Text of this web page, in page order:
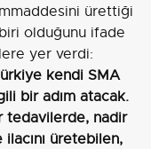
ürettiği
olduğunu ifade
yer verdi:
kendi SMA
bir adım atacak.
tedavilerde, nadir
üretebilen,